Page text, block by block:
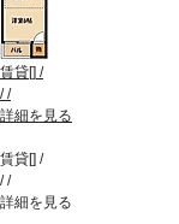
賃貸[] /
//
詳細を見る
賃貸[] /
//
詳細を見る